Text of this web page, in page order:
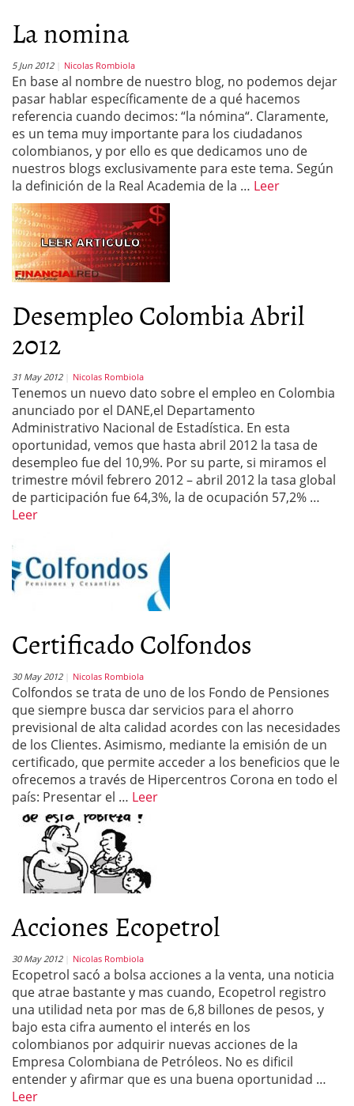
La nomina
5 Jun 2012 Nicolas Rombiola
En base al nombre de nuestro blog, no podemos dejar
pasar hablar específicamente de a qué hacemos
referencia cuando decimos: “la nómina“. Claramente,
es un tema muy importante para los ciudadanos
colombianos, y por ello es que dedicamos uno de
nuestros blogs exclusivamente para este tema. Según
la definición de la Real Academia de la … Leer
Desempleo Colombia Abril
2012
31 May 2012 Nicolas Rombiola
Tenemos un nuevo dato sobre el empleo en Colombia
anunciado por el DANE,el Departamento
Administrativo Nacional de Estadística. En esta
oportunidad, vemos que hasta abril 2012 la tasa de
desempleo fue del 10,9%. Por su parte, si miramos el
trimestre móvil febrero 2012 – abril 2012 la tasa global
de participación fue 64,3%, la de ocupación 57,2% …
Leer
Certificado Colfondos
30 May 2012 Nicolas Rombiola
Colfondos se trata de uno de los Fondo de Pensiones
que siempre busca dar servicios para el ahorro
previsional de alta calidad acordes con las necesidades
de los Clientes. Asimismo, mediante la emisión de un
certificado, que permite acceder a los beneficios que le
ofrecemos a través de Hipercentros Corona en todo el
país: Presentar el … Leer
Acciones Ecopetrol
30 May 2012 Nicolas Rombiola
Ecopetrol sacó a bolsa acciones a la venta, una noticia
que atrae bastante y mas cuando, Ecopetrol registro
una utilidad neta por mas de 6,8 billones de pesos, y
bajo esta cifra aumento el interés en los
colombianos por adquirir nuevas acciones de la
Empresa Colombiana de Petróleos. No es dificil
entender y afirmar que es una buena oportunidad …
Leer